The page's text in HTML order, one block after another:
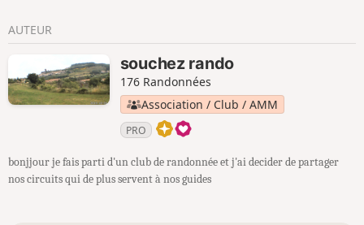
AUTEUR
souchez rando
176 Randonnées
Association / Club / AMM
PRO
bonjjour je fais parti d'un club de randonnée et j'ai decider de partager
nos circuits qui de plus servent à nos guides